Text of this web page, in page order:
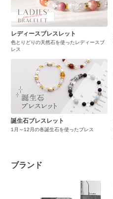
レディースブレスレット
色とりどりの天然石を使ったレディースブ
レス
誕生石ブレスレット
1月～12月の各誕生石を使ったブレス
ブランド